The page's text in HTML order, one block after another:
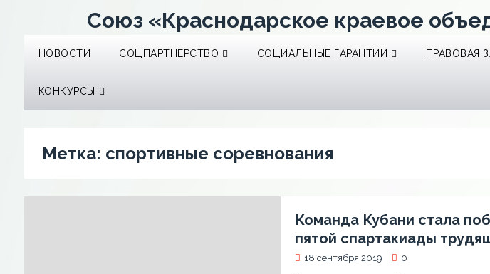
Союз «Краснодарское краевое
НОВОСТИ СОЦПАРТНЕРСТВО СОЦИАЛЬНЫЕ ГАРАНТИИ ПРАВОВАЯ
КОНКУРСЫ
Метка: спортивные соревнования
Команда Кубани стала
пятой спартакиады
18 сентября 2019 0